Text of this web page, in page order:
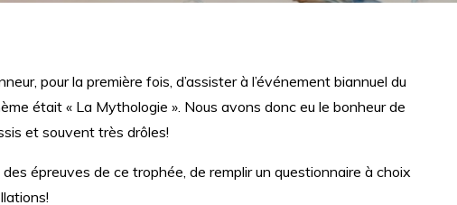
pour la première fois, d’assister à l’événement biannuel du
était « La Mythologie ». Nous avons donc eu le bonheur de
et souvent très drôles!
épreuves de ce trophée, de remplir un questionnaire à choix